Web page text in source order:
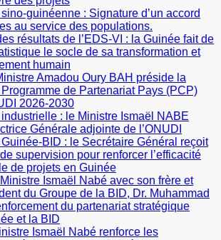
guinéenne : Signature d’un accord
au service des populations.
résultats de l’EDS-VI : la Guinée fait de
le socle de sa transformation et
humain
Amadou Oury BAH préside la
de Partenariat Pays (PCP)
2026-2030
: le Ministre Ismaël NABE
Générale adjointe de l’ONUDI
BID : le Secrétaire Général reçoit
supervision pour renforcer l’efficacité
de projets en Guinée
Ismaël Nabé avec son frère et
du Groupe de la BID, Dr. Muhammad
du partenariat stratégique
et la BID
Ismaël Nabé renforce les